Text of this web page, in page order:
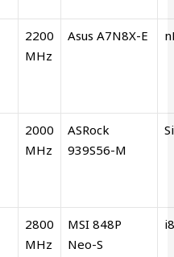
2200
MHz
Asus A7N8X-E
2000
MHz
ASRock
939S56-M
2800
MHz
MSI 848P
Neo-S